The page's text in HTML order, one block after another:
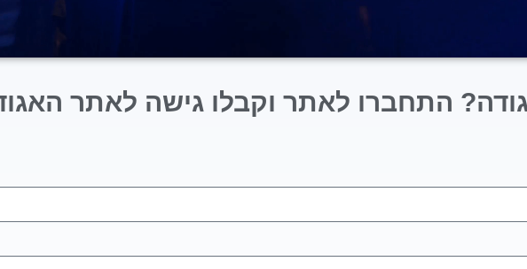
התחברו לאתר וקבלו גישה לאתר